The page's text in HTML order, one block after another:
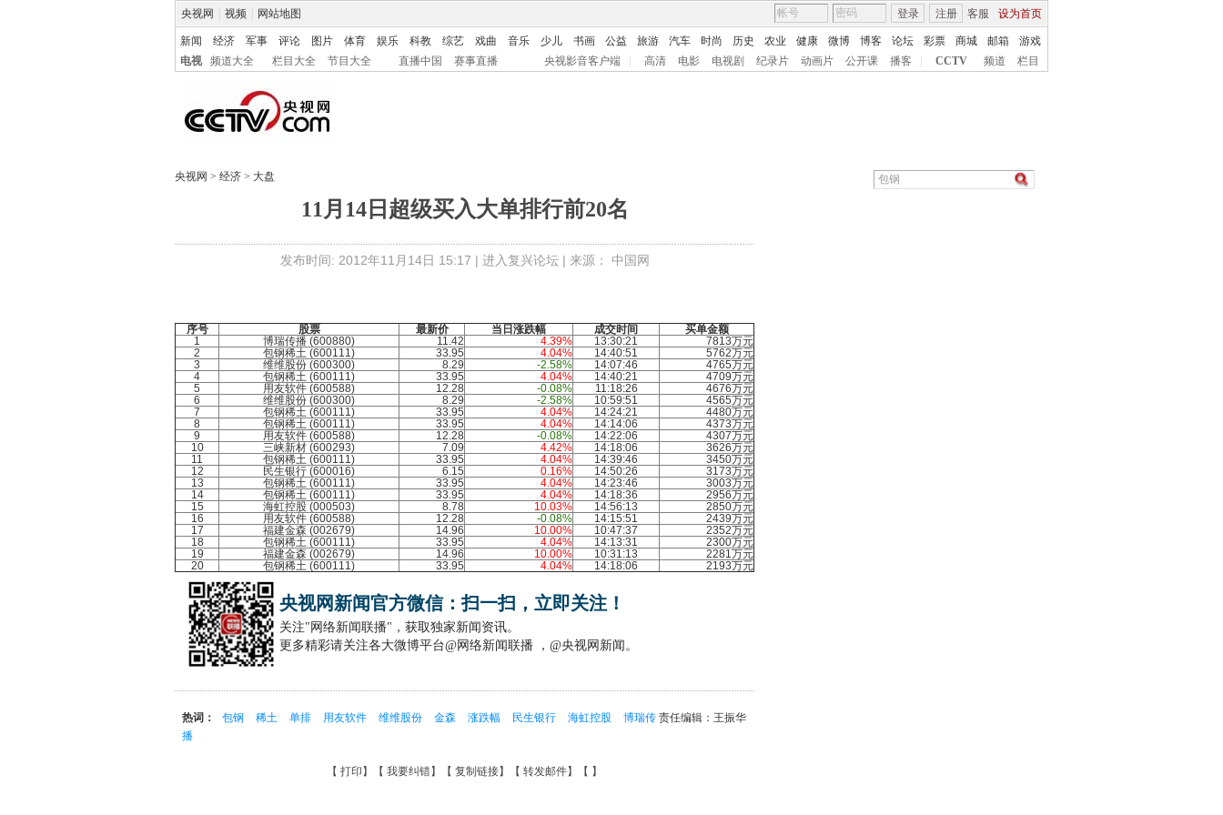
央视网 视频 网站地图 客服 设为首页
登录 注册
新闻 经济 军事 评论 图片 体育 娱乐 科教 综艺 戏曲 音乐 少儿 书画 公益 旅游 汽车 时尚 历史 农业 健康 微博 博客 论坛 彩票 商城 邮箱
游戏
电视
频道大全 栏目大全 节目大全 直播中国 赛事直播 央视影音客户端 高清 电影 电视剧 纪录片 动画片 公开课 播客 CCTV 频道 栏目
央视网 > 经济 > 大盘
11月14日超级买入大单排行前20名
发布时间: 2012年11月14日 15:17 | 进入复兴论坛| 来源： 中国网
序号 股票 最新价 当日涨跌幅 成交时间
买单金额
1
博瑞传播 (600880) 11.42 4.39% 13:30:21
7813万元
2
包钢稀土 (600111) 33.95 4.04% 14:40:51
5762万元
3
维维股份 (600300) 8.29 -2.58% 14:07:46
4765万元
4
包钢稀土 (600111) 33.95 4.04% 14:40:21
4709万元
5
用友软件 (600588) 12.28 -0.08% 11:18:26
4676万元
6
维维股份 (600300) 8.29 -2.58% 10:59:51
4565万元
7
包钢稀土 (600111) 33.95 4.04% 14:24:21
4480万元
8
包钢稀土 (600111) 33.95 4.04% 14:14:06
4373万元
9
用友软件 (600588) 12.28 -0.08% 14:22:06
4307万元
10
三峡新材 (600293) 7.09 4.42% 14:18:06
3626万元
11
包钢稀土 (600111) 33.95 4.04% 14:39:46
3450万元
12
民生银行 (600016) 6.15 0.16% 14:50:26
3173万元
13
包钢稀土 (600111) 33.95 4.04% 14:23:46
3003万元
14
包钢稀土 (600111) 33.95 4.04% 14:18:36
2956万元
15
海虹控股 (000503) 8.78 10.03% 14:56:13
2850万元
16
用友软件 (600588) 12.28 -0.08% 14:15:51
2439万元
17
福建金森 (002679) 14.96 10.00% 10:47:37
2352万元
18
包钢稀土 (600111) 33.95 4.04% 14:13:31
2300万元
19
福建金森 (002679) 14.96 10.00% 10:31:13
2281万元
20
包钢稀土 (600111) 33.95 4.04% 14:18:06 2193万元
央视网新闻官方微信：扫一扫，立即关注！
关注"网络新闻联播"，获取独家新闻资讯。
更多精彩请关注各大微博平台@网络新闻联播 ，@央视网新闻。
责任编辑：王振华
热词： 包钢 稀土 单排 用友软件 维维股份 金森 涨跌幅 民生银行 海虹控股
博瑞传
播
【 打印 】【 我要纠错】【 复制链接】【 转发邮件】【 】